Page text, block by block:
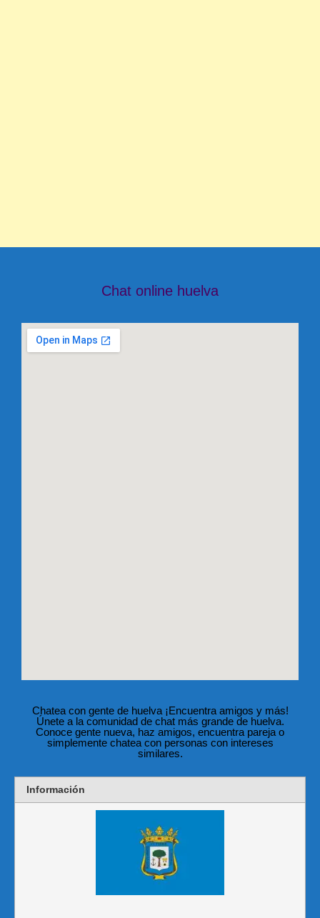
Chat online huelva
Chatea con gente de huelva ¡Encuentra amigos y más!
Únete a la comunidad de chat más grande de huelva.
Conoce gente nueva, haz amigos, encuentra pareja o
simplemente chatea con personas con intereses
similares.
Información